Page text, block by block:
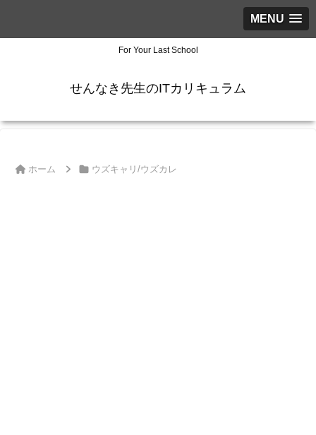
MENU
For Your Last School
せんなき先生のITカリキュラム
ホーム ウズキャリ/ウズカレ